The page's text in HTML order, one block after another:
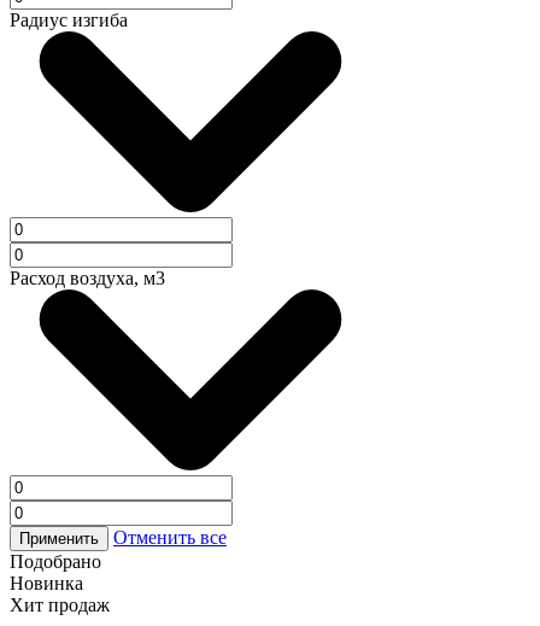
Радиус изгиба
Расход воздуха, м3
Применить
Отменить все
Подобрано
Новинка
Хит продаж